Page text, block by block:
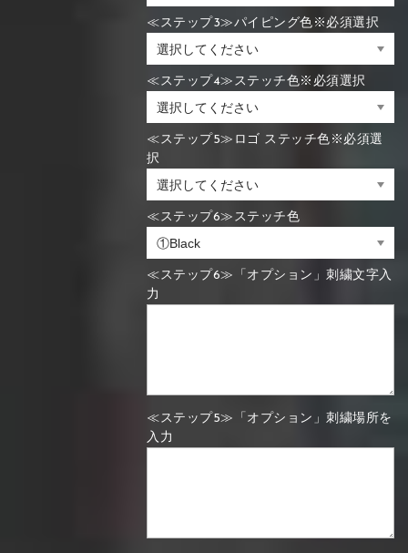
≪ステップ3≫パイピング色※必須選択
≪ステップ4≫ステッチ色※必須選択
≪ステップ5≫ロゴ ステッチ色※必須選
択
≪ステップ6≫ステッチ色
≪ステップ6≫「オプション」刺繍文字入
力
≪ステップ5≫「オプション」刺繍場所を
入力